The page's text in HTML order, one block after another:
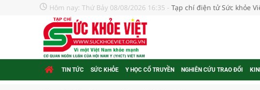
Hôm nay: Thứ Bảy 08/08/2026 16:35 - Tạp chí điện tử Sức khỏe
TIN TỨC SỨC KHỎE Y HỌC CỔ TRUYỀN NGHIÊN CỨU TRAO ĐỔI